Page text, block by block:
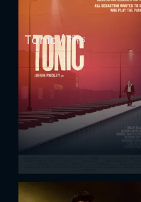
Tonic / টনিক